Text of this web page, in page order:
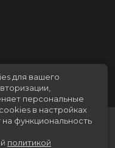
для вашего
персональные
в настройках
функциональность
политикой